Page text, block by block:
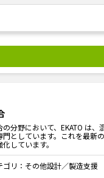
の分野において、EKATO は
門としています。これを最新
化しています。
ゴリ： その他設計／製造支援